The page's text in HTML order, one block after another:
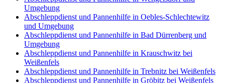
Umgebung
Abschleppdienst und Pannenhilfe in Oebles-Schlechtewitz
und Umgebung
Abschleppdienst und Pannenhilfe in Bad Dürrenberg und
Umgebung
Abschleppdienst und Pannenhilfe in Krauschwitz bei
Weißenfels
Abschleppdienst und Pannenhilfe in Trebnitz bei Weißenfels
Abschleppdienst und Pannenhilfe in Gröbitz bei Weißenfels